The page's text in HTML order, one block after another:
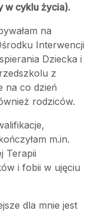
w cyklu życia).
na
Interwencji
Dziecka i
z
na co dzień
rodziców.
m.in.
Terapii
i fobii w ujęciu
dla mnie jest